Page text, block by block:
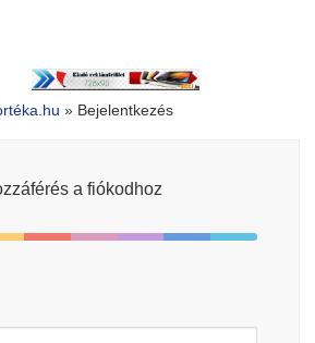
» Bejelentkezés
a fiókodhoz